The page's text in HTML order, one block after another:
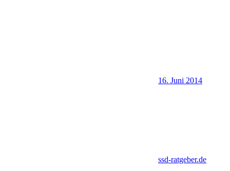
16. Juni 2014
ssd-ratgeber.de